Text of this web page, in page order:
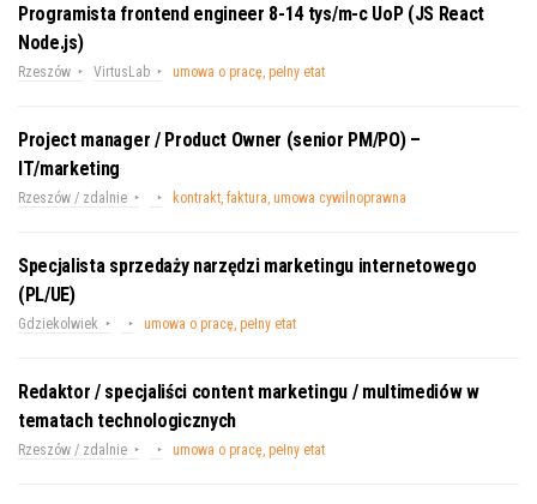
Programista frontend engineer 8-14 tys/m-c UoP (JS React
Node.js)
Rzeszów VirtusLab umowa o pracę, pełny etat
Project manager / Product Owner (senior PM/PO) –
IT/marketing
Rzeszów / zdalnie kontrakt, faktura, umowa cywilnoprawna
Specjalista sprzedaży narzędzi marketingu internetowego
(PL/UE)
Gdziekolwiek umowa o pracę, pełny etat
Redaktor / specjaliści content marketingu / multimediów w
tematach technologicznych
Rzeszów / zdalnie umowa o pracę, pełny etat